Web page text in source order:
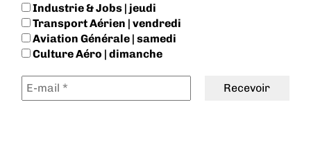
Industrie & Jobs | jeudi
Transport Aérien | vendredi
Aviation Générale | samedi
Culture Aéro | dimanche